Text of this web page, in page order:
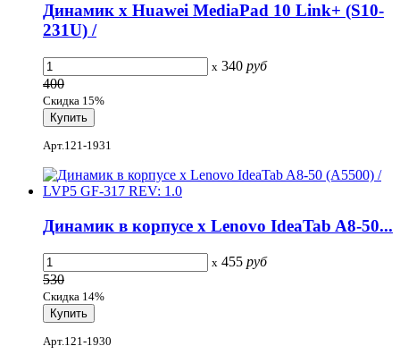
Динамик x Huawei MediaPad 10 Link+ (S10-
231U) /
x 340 руб
400
Скидка 15%
Арт.121-1931
Динамик в корпусе x Lenovo IdeaTab A8-50...
x 455 руб
530
Скидка 14%
Арт.121-1930